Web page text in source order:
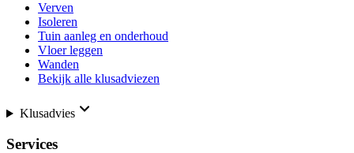
Verven
Isoleren
Tuin aanleg en onderhoud
Vloer leggen
Wanden
Bekijk alle klusadviezen
Klusadvies
Services